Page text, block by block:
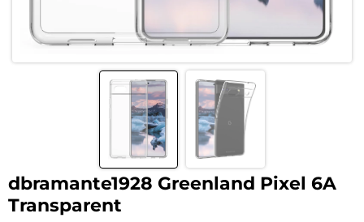
dbramante1928 Greenland Pixel 6A
Transparent